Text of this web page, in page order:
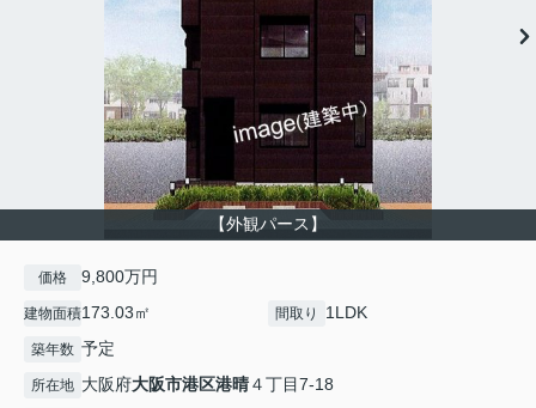
【外観パース】
価格 9,800万円
建物面積173.03㎡ 間取り 1LDK
築年数 予定
所在地 大阪府大阪市港区港晴４丁目7-18